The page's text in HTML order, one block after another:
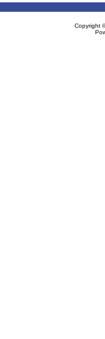
Copyright